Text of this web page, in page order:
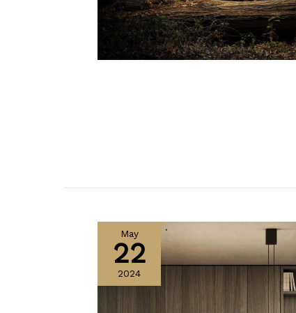
May
22
2024